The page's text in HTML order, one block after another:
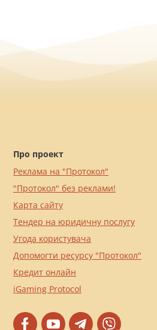
Про проект
Реклама на "Протокол"
"Протокол" без реклами!
Карта сайту
Тендер на юридичну послугу
Угода користувача
Допомогти ресурсу "Протокол"
Кредит онлайн
iGaming Protocol